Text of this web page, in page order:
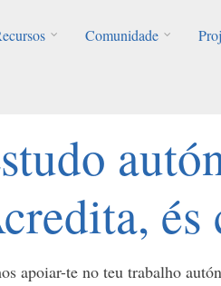
Comunidade
és
apoiar-te no teu trabalho